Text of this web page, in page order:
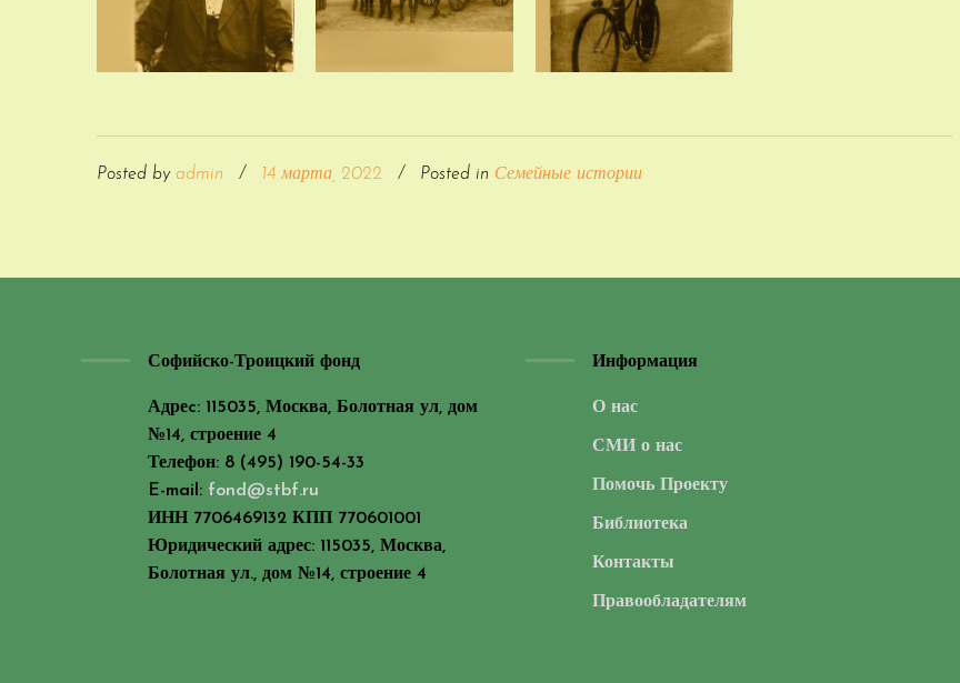
Posted by admin / 14 марта, 2022 / Posted in Семейные истории
Софийско-Троицкий фонд
Адреc: 115035, Москва, Болотная ул, дом
№14, строение 4
Телефон: 8 (495) 190-54-33
E-mail: fond@stbf.ru
ИНН 7706469132 КПП 770601001
Юридический адрес: 115035, Москва,
Болотная ул., дом №14, строение 4
Информация
О нас
СМИ о нас
Помочь Проекту
Библиотека
Контакты
Правообладателям